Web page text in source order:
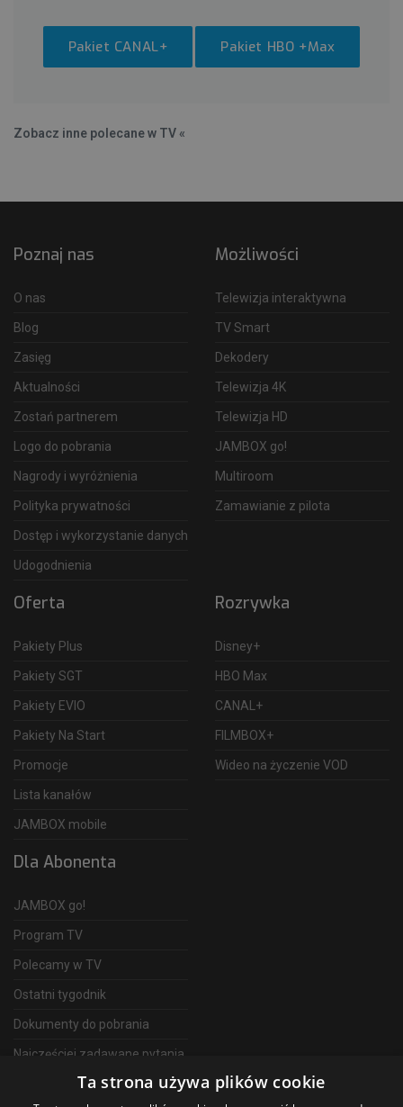
Pakiet CANAL+ Pakiet HBO +Max
Zobacz inne polecane w TV «
Poznaj nas
O nas
Blog
Zasięg
Aktualności
Zostań partnerem
Logo do pobrania
Nagrody i wyróżnienia
Polityka prywatności
Dostęp i wykorzystanie danych
Udogodnienia
Możliwości
Telewizja interaktywna
TV Smart
Dekodery
Telewizja 4K
Telewizja HD
JAMBOX go!
Multiroom
Zamawianie z pilota
Oferta
Pakiety Plus
Pakiety SGT
Pakiety EVIO
Pakiety Na Start
Promocje
Lista kanałów
JAMBOX mobile
Rozrywka
Disney+
HBO Max
CANAL+
FILMBOX+
Wideo na życzenie VOD
Dla Abonenta
JAMBOX go!
Program TV
Polecamy w TV
Ostatni tygodnik
Dokumenty do pobrania
Najczęściej zadawane pytania
Ta strona używa plików cookie